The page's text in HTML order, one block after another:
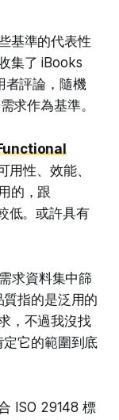
基準的代表性
集了 iBooks
者評論，隨機
求作為基準。
用性、效能、
的，跟
低。或許具有
求資料集中篩
指的是泛用的
，不過我沒找
它的範圍到底
ISO 29148 標